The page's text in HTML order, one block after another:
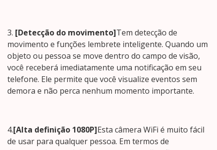
3. [Detecção do movimento]Tem detecção de
movimento e funções lembrete inteligente. Quando um
objeto ou pessoa se move dentro do campo de visão,
você receberá imediatamente uma notificação em seu
telefone. Ele permite que você visualize eventos sem
demora e não perca nenhum momento importante.
4.[Alta definição 1080P]Esta câmera WiFi é muito fácil
de usar para qualquer pessoa. Em termos de